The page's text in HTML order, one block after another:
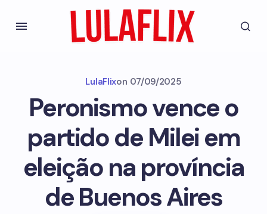
LulaFlixon 07/09/2025
Peronismo vence o
partido de Milei em
eleição na província
de Buenos Aires